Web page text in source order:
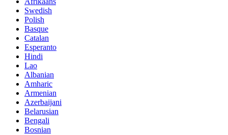
Swedish
Polish
Basque
Catalan
Esperanto
Hindi
Lao
Albanian
Amharic
Armenian
Azerbaijani
Belarusian
Bengali
Bosnian